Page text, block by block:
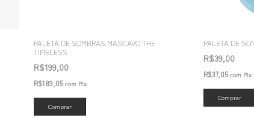
PALETA DE SOMBRAS MASCAVO THE
TIMELESS
R$199,00
R$189,05com Pix
PALETA DE
R$39,00
R$37,05com Pix
Comprar